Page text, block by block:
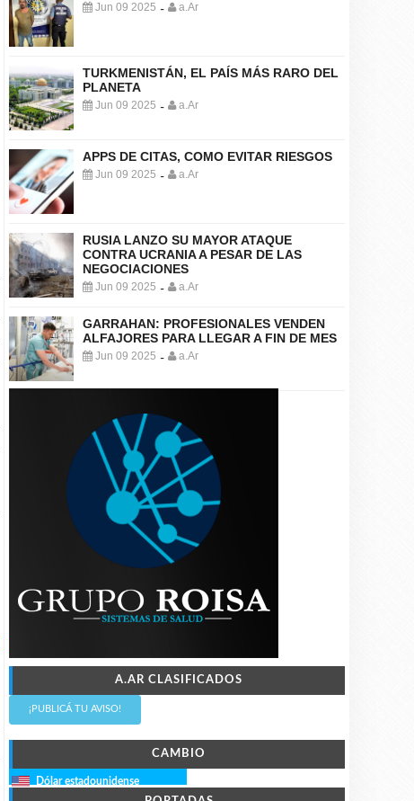
Jun 09 2025 - a.Ar
TURKMENISTÁN, EL PAÍS MÁS RARO DEL
PLANETA
Jun 09 2025 - a.Ar
APPS DE CITAS, COMO EVITAR RIESGOS
Jun 09 2025 - a.Ar
RUSIA LANZO SU MAYOR ATAQUE
CONTRA UCRANIA A PESAR DE LAS
NEGOCIACIONES
Jun 09 2025 - a.Ar
GARRAHAN: PROFESIONALES VENDEN
ALFAJORES PARA LLEGAR A FIN DE MES
Jun 09 2025 - a.Ar
A.AR CLASIFICADOS
¡PUBLICÁ TU AVISO!
CAMBIO
Dólar estadounidense